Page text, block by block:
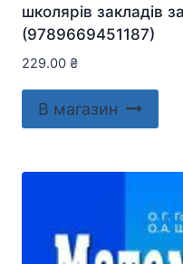
школярів закладів
(9789669451187)
229.00 ₴
В магазин